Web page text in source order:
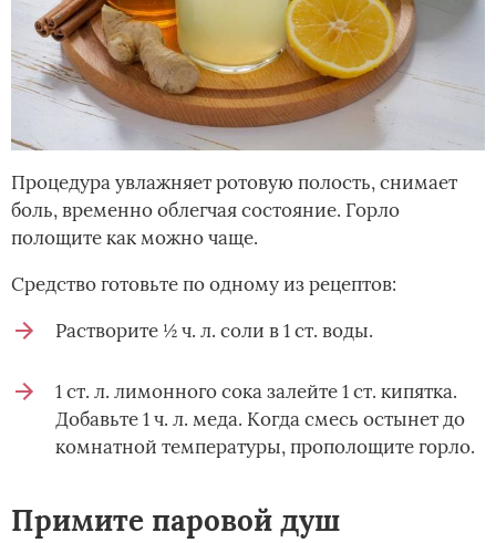
Процедура увлажняет ротовую полость, снимает
боль, временно облегчая состояние. Горло
полощите как можно чаще.
Средство готовьте по одному из рецептов:
Растворите ½ ч. л. соли в 1 ст. воды.
1 ст. л. лимонного сока залейте 1 ст. кипятка.
Добавьте 1 ч. л. меда. Когда смесь остынет до
комнатной температуры, прополощите горло.
Примите паровой душ